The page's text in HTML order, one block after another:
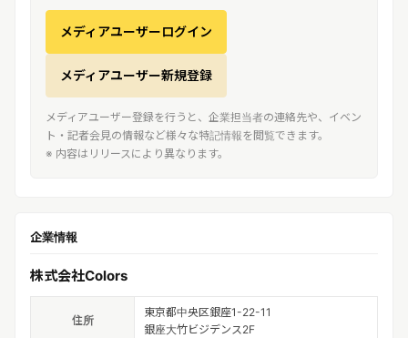
メディアユーザーログイン
メディアユーザー新規登録
メディアユーザー登録を行うと、企業担当者の連絡先や、イベン
ト・記者会見の情報など様々な特記情報を閲覧できます。
※ 内容はリリースにより異なります。
企業情報
株式会社Colors
住所
東京都中央区銀座1-22-11
銀座大竹ビジデンス2F